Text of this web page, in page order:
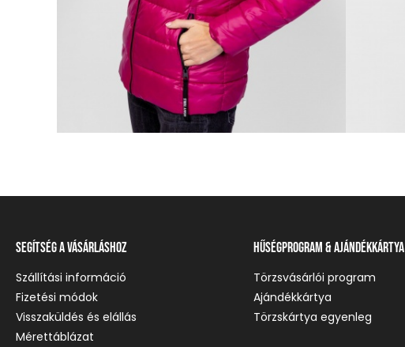
Segítség a vásárláshoz
Szállítási információ
Fizetési módok
Visszaküldés és elállás
Mérettáblázat
Hűségprogram & Ajándékkártya
Törzsvásárlói program
Ajándékkártya
Törzskártya egyenleg